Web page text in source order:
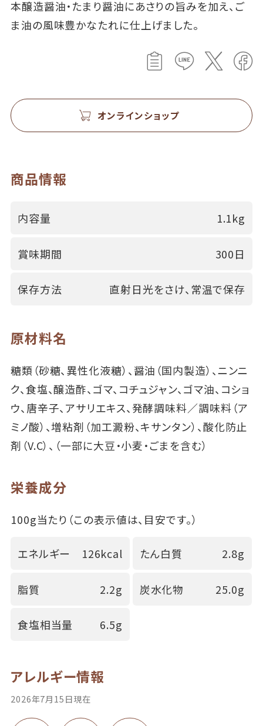
本醸造醤油・たまり醤油にあさりの旨みを加え、ご
ま油の風味豊かなたれに仕上げました。
オンラインショップ
商品情報
内容量 1.1kg
賞味期間 300日
保存方法 直射日光をさけ、常温で保存
原材料名
糖類（砂糖、異性化液糖）、醤油（国内製造）、ニンニ
ク、食塩、醸造酢、ゴマ、コチュジャン、ゴマ油、コショ
ウ、唐辛子、アサリエキス、発酵調味料／調味料（ア
ミノ酸）、増粘剤（加工澱粉、キサンタン）、酸化防止
剤（V.C）、（一部に大豆・小麦・ごまを含む）
栄養成分
100g当たり（この表示値は、目安です。）
エネルギー 126kcal たん白質 2.8g
脂質 2.2g 炭水化物 25.0g
食塩相当量 6.5g
アレルギー情報
2026年7月15日現在